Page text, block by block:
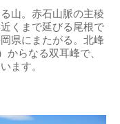
山。赤石山脈の主稜
くまで延びる尾根で
県にまたがる。北峰
からなる双耳峰で、
ます。